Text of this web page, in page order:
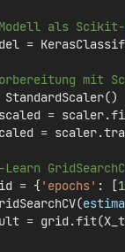
als Scikit-
=
mit
=
=
= { 'epochs' : [
=